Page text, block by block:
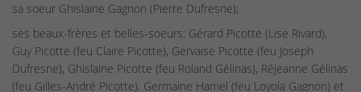
sa soeur Ghislaine Gagnon (Pierre Dufresne);
ses beaux-frères et belles-soeurs: Gérard Picotte (Lise Rivard),
Guy Picotte (feu Claire Picotte), Gervaise Picotte (feu Joseph
Dufresne), Ghislaine Picotte (feu Roland Gélinas), Réjeanne Gélinas
(feu Gilles-André Picotte), Germaine Hamel (feu Loyola Gagnon) et